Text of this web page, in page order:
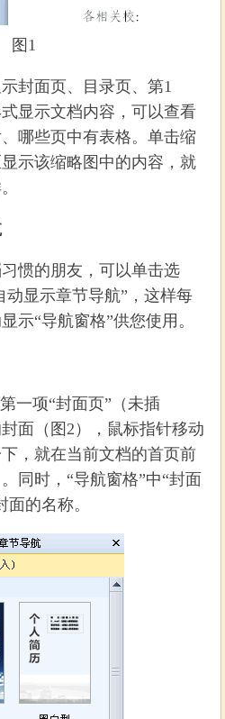
图1
面页、目录页、第1
显示文档内容，可以查看
哪些页中有表格。单击缩
示该缩略图中的内容，就
的朋友，可以单击选
动显示章节导航”，这样每
示“导航窗格”供您使用。
项“封面页”（未插
面（图2），鼠标指针移动
，就在当前文档的首页前
同时，“导航窗格”中“封面
的名称。